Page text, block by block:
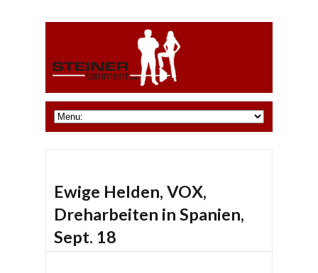
Ewige Helden, VOX,
Dreharbeiten in Spanien,
Sept. 18